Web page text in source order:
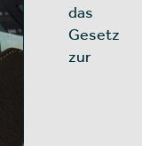
das
Gesetz
zur